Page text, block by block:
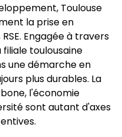
Toulouse
la prise en
Engagée à travers
filiale toulousaine
une démarche en
plus durables. La
l'économie
sont autant d'axes